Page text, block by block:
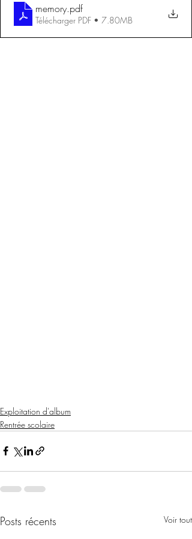
memory.pdf
Télécharger PDF • 7.80MB
Exploitation d'album
Rentrée scolaire
Posts récents Voir tout